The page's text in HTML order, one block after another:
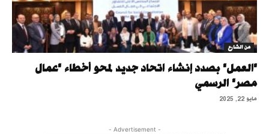
من الشارع
"العمل" بصدد إنشاء اتحاد جديد لمحو أخطاء "عمال
مصر" الرسمي
مايو 22, 2025
- Advertisement -